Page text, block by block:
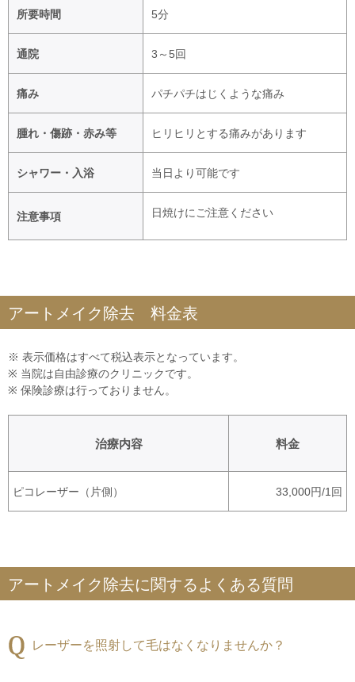
所要時間 5分
通院 3～5回
痛み パチパチはじくような痛み
腫れ・傷跡・赤み等 ヒリヒリとする痛みがあります
シャワー・入浴 当日より可能です
注意事項 日焼けにご注意ください
アートメイク除去 料金表
※ 表示価格はすべて税込表示となっています。
※ 当院は自由診療のクリニックです。
※ 保険診療は行っておりません。
治療内容 料金
ピコレーザー（片側） 33,000円/1回
アートメイク除去に関するよくある質問
レーザーを照射して毛はなくなりませんか？